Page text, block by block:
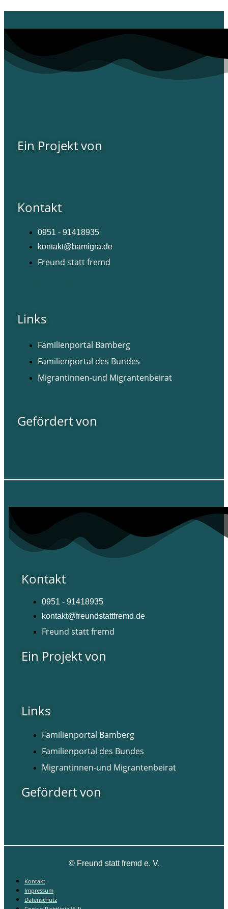
Ein Projekt von
Kontakt
0951 - 91418935
kontakt@bamigra.de
Freund statt fremd
Links
Familienportal Bamberg
Familienportal des Bundes
Migrantinnen-und Migrantenbeirat
Gefördert von
Kontakt
0951 - 91418935
kontakt@freundstattfremd.de
Freund statt fremd
Ein Projekt von
Links
Familienportal Bamberg
Familienportal des Bundes
Migrantinnen-und Migrantenbeirat
Gefördert von
©Freund statt fremd e. V.
Kontakt
Impressum
Datenschutz